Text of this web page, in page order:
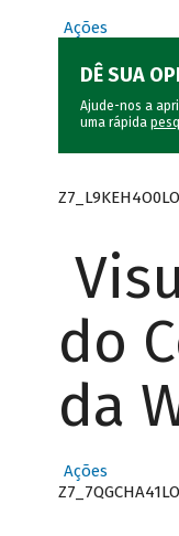
Ações
DÊ SUA
Ajude-nos a
uma rápida
do
da
Ações